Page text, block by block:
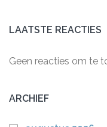
LAATSTE REACTIES
Geen reacties om te
ARCHIEF